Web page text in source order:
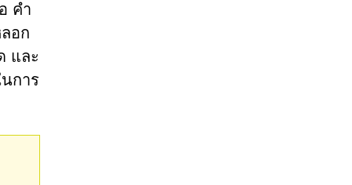
คำ
อก
และ
การ